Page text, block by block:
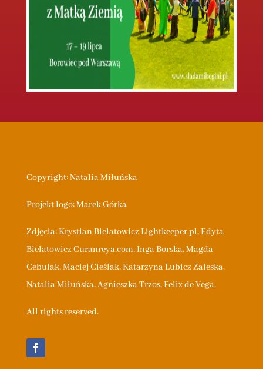
Copyright: Natalia Miłuńska
Projekt logo: Marek Górka
Zdjęcia: Krystian Bielatowicz Lightkeeper.pl,Edyta
BielatowiczCuranreya.com, Inga Borska, Magda
Cebulak, Maciej Cieślak, Katarzyna Lubicz Zaleska,
Natalia Miłuńska, Agnieszka Trzos, Felix de Vega.
All rights reserved.